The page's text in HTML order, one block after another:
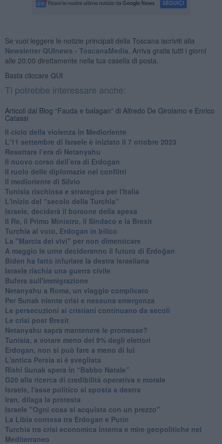
Se vuoi leggere le notizie principali della Toscana iscriviti alla
Newsletter QUInews - ToscanaMedia. Arriva gratis tutti i giorni
alle 20:00 direttamente nella tua casella di posta.
Basta cliccare QUI
Ti potrebbe interessare anche:
Articoli dal Blog “Fauda e balagan” di Alfredo De Girolamo e Enrico
Catassi
Il ciclo della violenza in Medioriente
L'11 settembre di Israele è iniziato il 7 ottobre 2023
Resettare l’era di Netanyahu
​Il nuovo corso dell’era di Erdogan
Il ruolo delle diplomazie nei conflitti
Il medioriente di Silvio
Tunisia rischiosa e strategica per l'Italia
L'inizio del “secolo della Turchia”
Israele, deciderà il borsone della spesa
Il Re, il Primo Ministro, il Sindaco e la Brexit
Turchia al voto, Erdogan in bilico
La "Marcia dei vivi" per non dimenticare
A maggio le urne decideranno il futuro di Erdoğan
Biden ha fatto infuriare la destra israeliana
Israele rischia una guerra civile
Bufera sull'immigrazione
Netanyahu a Roma, un viaggio complicato
Per Sunak niente crisi e nessuna emergenza
Le persecuzioni ai cristiani continuano da secoli
Le crisi post Brexit
Netanyahu saprà mantenere le promesse?
Tunisia, a votare meno del 9% degli elettori
Erdogan, non si può fare a meno di lui
L'antica Persia si è svegliata
Rishi Sunak spera in “Babbo Natale”
G20 alla ricerca di credibilità operativa e morale
Israele, l'asse politico si sposta a destra
Iran, dilaga la protesta
Israele "Ogni cosa si acquista con un prezzo"
La Libia contesa tra Erdogan e Putin
Turchia tra crisi economica interna e mire geopolitiche nel
Mediterraneo